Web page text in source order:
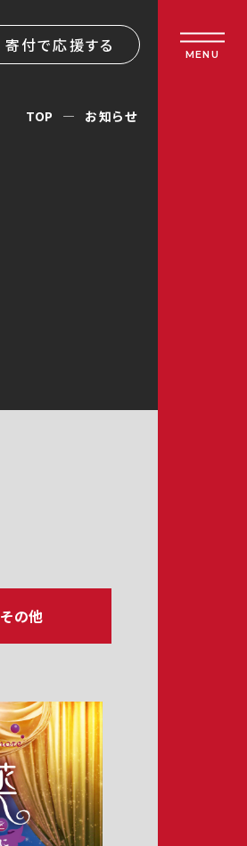
寄付で応援する MENU
TOP お知らせ
その他